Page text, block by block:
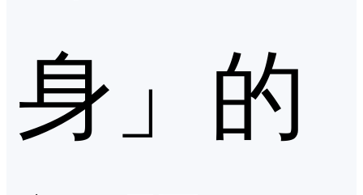
身」的